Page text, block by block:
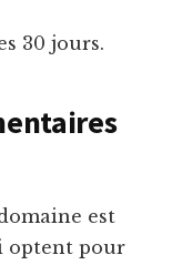
30 jours.
est
optent pour